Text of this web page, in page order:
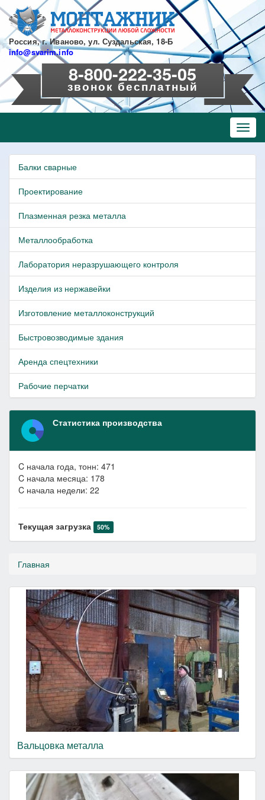
Перейти
основному
содержанию
Россия, г. Иваново, ул. Суздальская, 18-Б
info@svarim.info
8-800-222-35-05
звонок бесплатный
Балки сварные
Проектирование
Плазменная резка металла
Металлообработка
Лаборатория неразрушающего контроля
Изделия из нержавейки
Изготовление металлоконструкций
Быстровозводимые здания
Аренда спецтехники
Рабочие перчатки
Статистика производства
C начала года, тонн: 471
C начала месяца: 178
C начала недели: 22
Текущая загрузка 50%
Главная
Вальцовка металла